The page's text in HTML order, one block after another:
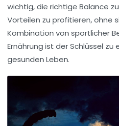
wichtig, die richtige Balance
Vorteilen zu profitieren, ohne
Kombination von sportlicher
Ernährung ist der Schlüssel zu
gesunden Leben.